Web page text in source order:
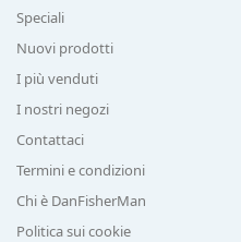
Speciali
Nuovi prodotti
I più venduti
I nostri negozi
Contattaci
Termini e condizioni
Chi è DanFisherMan
Politica sui cookie